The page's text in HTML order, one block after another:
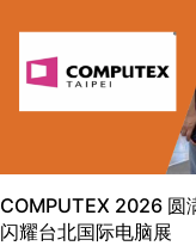
COMPUTEX 2026 圆
闪耀台北国际电脑展